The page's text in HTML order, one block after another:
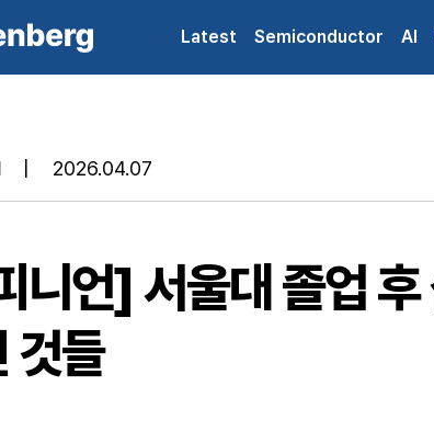
Latest Semiconductor AI
2026.04.07
니언] 서울대 졸업 후
것들